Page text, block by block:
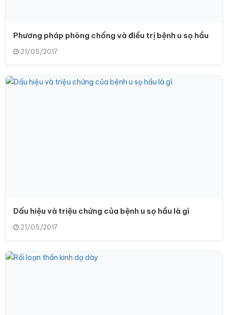
Phương pháp phòng chống và điều trị bệnh u sọ hầu
21/05/2017
Dấu hiệu và triệu chứng của bệnh u sọ hầu là gì
21/05/2017